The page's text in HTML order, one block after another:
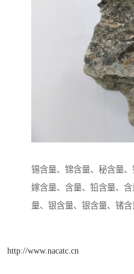
锡含量、锦含量、秘含量、
嫁含量、含量、铅含量、
量、银含量、银含量、锗
http://www.nacatc.cn